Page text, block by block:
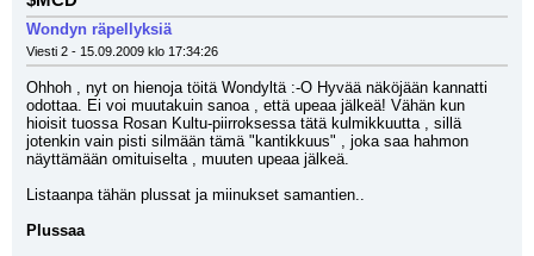
Wondyn räpellyksiä
Viesti 2 - 15.09.2009 klo 17:34:26
Ohhoh , nyt on hienoja töitä Wondyltä :-O Hyvää näköjään kannatti
odottaa. Ei voi muutakuin sanoa , että upeaa jälkeä! Vähän kun
hioisit tuossa Rosan Kultu-piirroksessa tätä kulmikkuutta , sillä
jotenkin vain pisti silmään tämä "kantikkuus" , joka saa hahmon
näyttämään omituiselta , muuten upeaa jälkeä.
Listaanpa tähän plussat ja miinukset samantien..
Plussaa